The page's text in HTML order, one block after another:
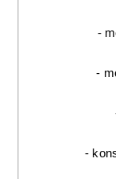
-
-
-